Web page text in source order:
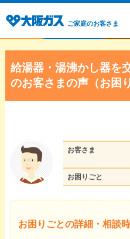
ご家庭のお客さま
給湯器・湯沸かし器を
のお客さまの声（お困
お客さま
お困りごと
お困りごとの詳細・相談